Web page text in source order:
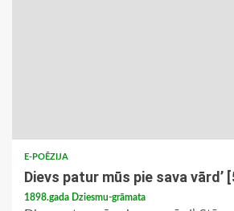
E-POĒZIJA
Dievs patur mūs pie sava vārd’
1898.gada Dziesmu-grāmata